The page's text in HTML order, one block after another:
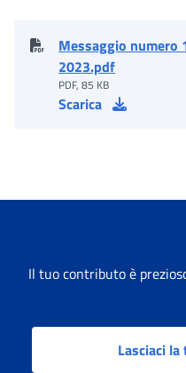
Messaggio numero
2023.pdf
PDF, 85 KB
Scarica
Il tuo contributo è
Lasciaci